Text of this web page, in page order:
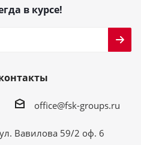
в курсе!
office@fsk-groups.ru
Вавилова 59/2 оф. 6